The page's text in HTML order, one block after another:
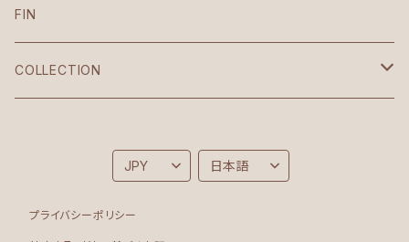
VIntage
Croptop
FIN
COLLECTION
プライバシーポリシー